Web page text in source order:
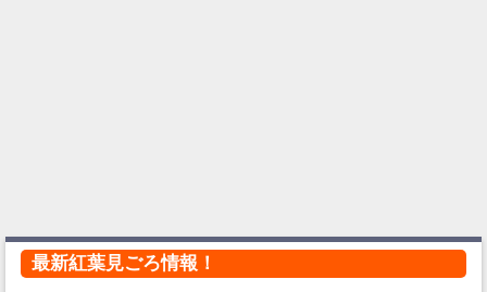
最新紅葉見ごろ情報！